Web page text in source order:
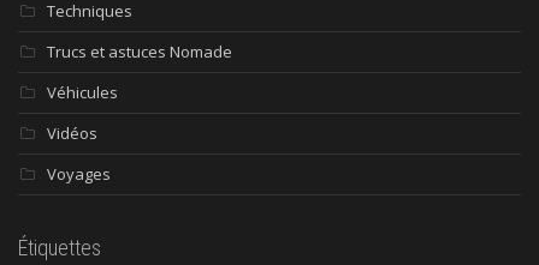
Techniques
Trucs et astuces Nomade
Véhicules
Vidéos
Voyages
Étiquettes